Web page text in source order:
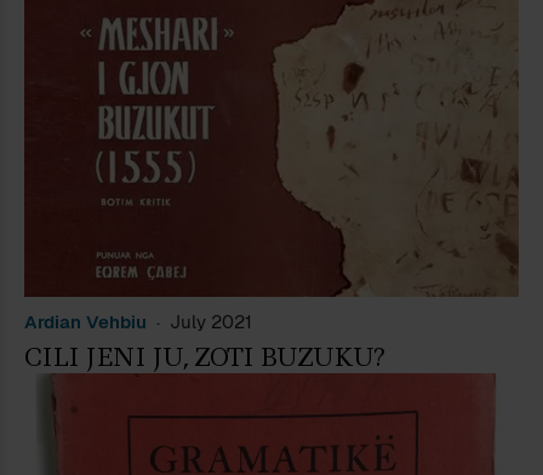
Ardian Vehbiu July 2021
CILI JENI JU, ZOTI BUZUKU?